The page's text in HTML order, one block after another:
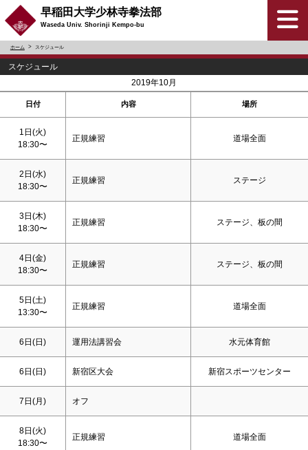
早稲田大学少林寺拳法部
Waseda Univ. Shorinji Kempo-bu
ホーム スケジュール
スケジュール
2019年10月
日付 内容 場所
1日(火)
18:30〜
正規練習 道場全面
2日(水)
18:30〜
正規練習 ステージ
3日(木)
18:30〜
正規練習 ステージ、板の間
4日(金)
18:30〜
正規練習 ステージ、板の間
5日(土)
13:30〜
正規練習 道場全面
6日(日) 運用法講習会 水元体育館
6日(日) 新宿区大会 新宿スポーツセンター
7日(月) オフ
8日(火)
18:30〜
正規練習 道場全面